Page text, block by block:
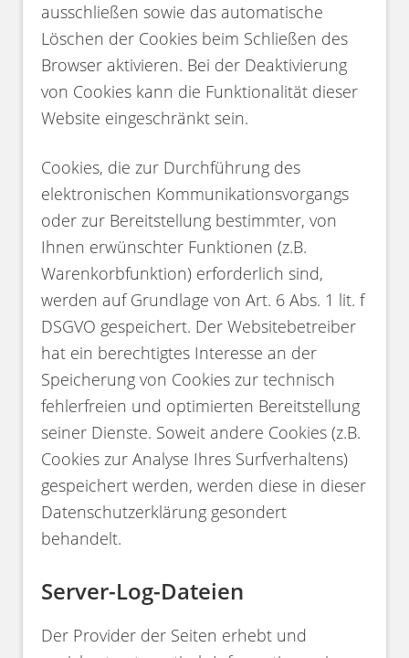
ausschließen sowie das automatische
Löschen der Cookies beim Schließen des
Browser aktivieren. Bei der Deaktivierung
von Cookies kann die Funktionalität dieser
Website eingeschränkt sein.
Cookies, die zur Durchführung des
elektronischen Kommunikationsvorgangs
oder zur Bereitstellung bestimmter, von
Ihnen erwünschter Funktionen (z.B.
Warenkorbfunktion) erforderlich sind,
werden auf Grundlage von Art. 6 Abs. 1 lit. f
DSGVO gespeichert. Der Websitebetreiber
hat ein berechtigtes Interesse an der
Speicherung von Cookies zur technisch
fehlerfreien und optimierten Bereitstellung
seiner Dienste. Soweit andere Cookies (z.B.
Cookies zur Analyse Ihres Surfverhaltens)
gespeichert werden, werden diese in dieser
Datenschutzerklärung gesondert
behandelt.
Server-Log-Dateien
Der Provider der Seiten erhebt und